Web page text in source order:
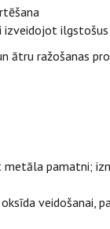
ražošanas
pamatni;